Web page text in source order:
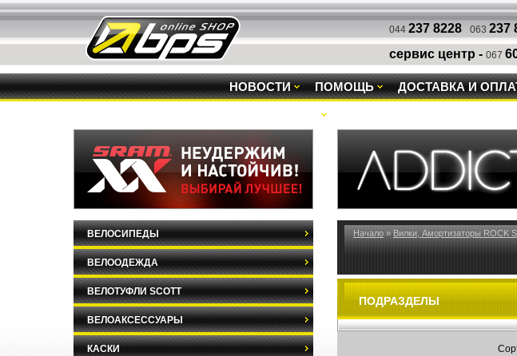
044 237 8228 063 237
сервис центр - 067
НОВОСТИ ПОМОЩЬ ДОСТАВКА И
Начало » Вилки, Амортизаторы ROCK
ПОДРАЗДЕЛЫ
ВЕЛОСИПЕДЫ
ВЕЛООДЕЖДА
ВЕЛОТУФЛИ SCOTT
ВЕЛОАКСЕССУАРЫ
КАСКИ